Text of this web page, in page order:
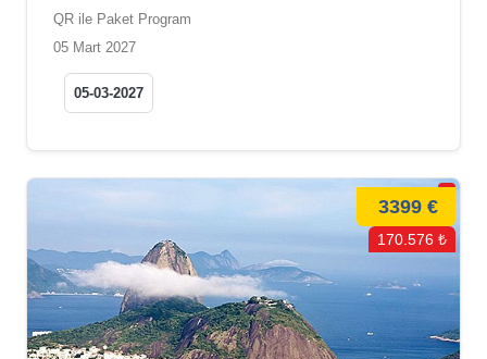
QR ile Paket Program
05 Mart 2027
05-03-2027
3399 €
170.576 ₺